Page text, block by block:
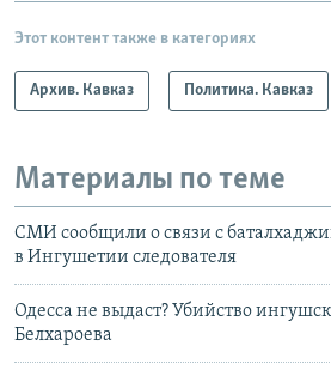
Этот контент также в категориях
Архив. Кавказ Политика. Кавказ
Материалы по теме
СМИ сообщили о связи с
в Ингушетии следователя
Одесса не выдаст? Убийство
Белхароева